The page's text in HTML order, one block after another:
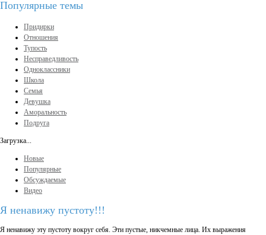
Популярные темы
Придирки
Отношения
Тупость
Несправедливость
Одноклассники
Школа
Семья
Девушка
Аморальность
Подруга
Загрузка...
Новые
Популярные
Обсуждаемые
Видео
Я ненавижу пустоту!!!
Я ненавижу эту пустоту вокруг себя. Эти пустые, никчемные лица. Их выражения